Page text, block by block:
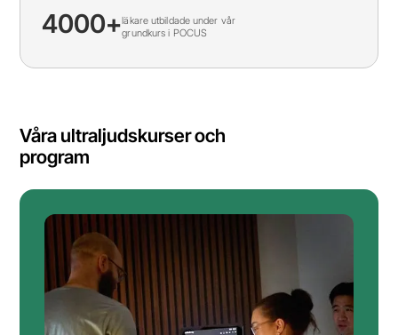
4000+läkare utbildade under vår
grundkurs i POCUS
Våra ultraljudskurser och
program